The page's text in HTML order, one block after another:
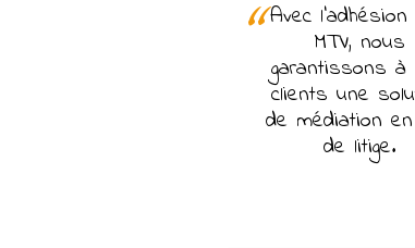
Avec
MTV, nous
garantissons à
clients une
de médiation
de litige.